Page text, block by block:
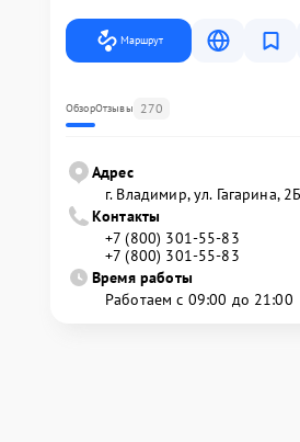
Маршрут
ОбзорОтзывы 270
Адрес
г. Владимир, ул. Гагарина, 2Б
Контакты
+7 (800) 301-55-83
+7 (800) 301-55-83
Время работы
Работаем с 09:00 до 21:00